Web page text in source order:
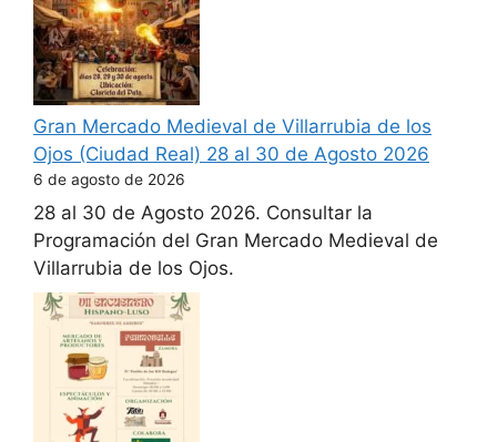
Gran Mercado Medieval de Villarrubia de los
Ojos (Ciudad Real) 28 al 30 de Agosto 2026
6 de agosto de 2026
28 al 30 de Agosto 2026. Consultar la
Programación del Gran Mercado Medieval de
Villarrubia de los Ojos.